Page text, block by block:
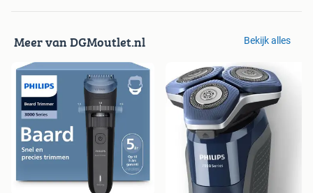
Meer van DGMoutlet.nl Bekijk alles